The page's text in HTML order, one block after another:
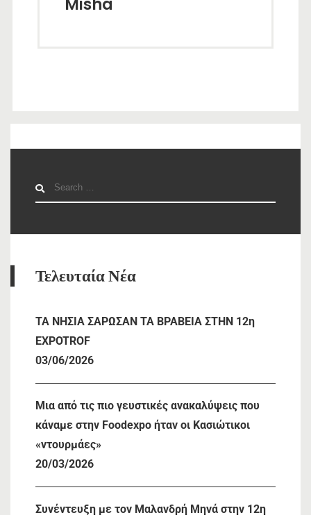
Search
for:
Τελευταία Νέα
TA NHΣΙΑ ΣΑΡΩΣΑΝ ΤΑ ΒΡΑΒΕΙΑ ΣΤΗΝ 12η
EXPOTROF
03/06/2026
Μια από τις πιο γευστικές ανακαλύψεις που
κάναμε στην Foodexpo ήταν οι Κασιώτικοι
«ντουρμάες»
20/03/2026
Συνέντευξη με τον Μαλανδρή Μηνά στην 12η